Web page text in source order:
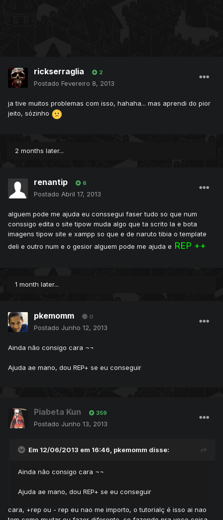
rickserraglia 2
Postado Fevereiro 8, 2013
ja tive muitos problemas com isso, hahaha... mas aprendi do pior
jeito, sózinho
2 months later...
renantip 6
Postado Abril 17, 2013
alguem pode me ajuda eu conssegui faser tudo so que num
conssigo edita o site tipow muda algo que ta scrito la e bota
imagens tipow site e xampp so que e de naruto tibia o template
deli e outro num e o gesior alguem pode me ajuda e REP ++
1 month later...
pkemomm 0
Postado Junho 12, 2013
Ainda não consigo cara ¬¬
Ajuda ae mano, dou REP+ se eu conseguir
Piabeta Kun 359
Postado Junho 13, 2013
Em 12/06/2013 em 16:46, pkemomm disse:
Ainda não consigo cara ¬¬
Ajuda ae mano, dou REP+ se eu conseguir
cara, +rep ou - rep eu nao me importo, o tutorialç é isso ai nao